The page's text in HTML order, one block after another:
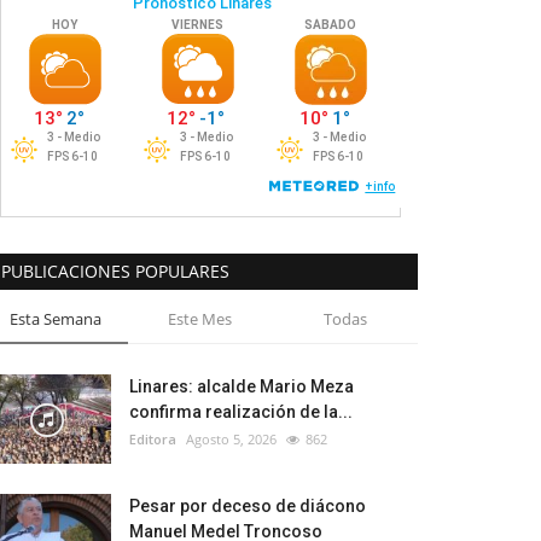
PUBLICACIONES POPULARES
Esta Semana Este Mes Todas
Linares: alcalde Mario Meza
confirma realización de la...
Editora Agosto 5, 2026 862
Pesar por deceso de diácono
Manuel Medel Troncoso